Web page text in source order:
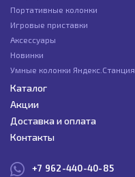
Портативные колонки
Игровые приставки
Аксессуары
Новинки
Умные колонки Яндекс.Станция
Каталог
Акции
Доставка и оплата
Контакты
+7 962-440-40-85